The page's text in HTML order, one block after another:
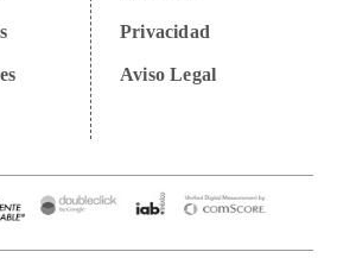
Privacidad
Aviso Legal